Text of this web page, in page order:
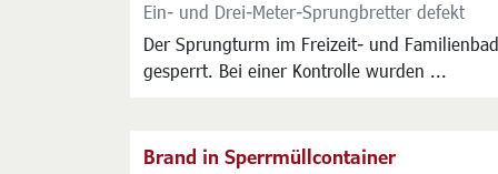
Ein- und Drei-Meter-Sprungbretter defekt
Der Sprungturm im Freizeit- und
gesperrt. Bei einer Kontrolle wurden ...
Brand in Sperrmüllcontainer